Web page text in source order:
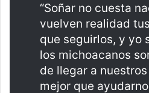
“Soñar no cuesta
vuelven realidad
que seguirlos, y yo
los michoacanos
de llegar a
mejor que